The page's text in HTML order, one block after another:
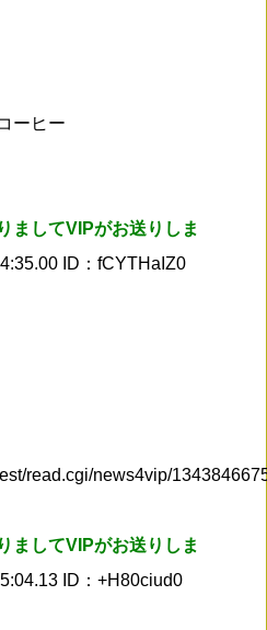
ましてVIPがお送りしま
ID：fCYTHaIZ0
read.cgi/news4vip/
ましてVIPがお送りしま
ID：+H80ciud0